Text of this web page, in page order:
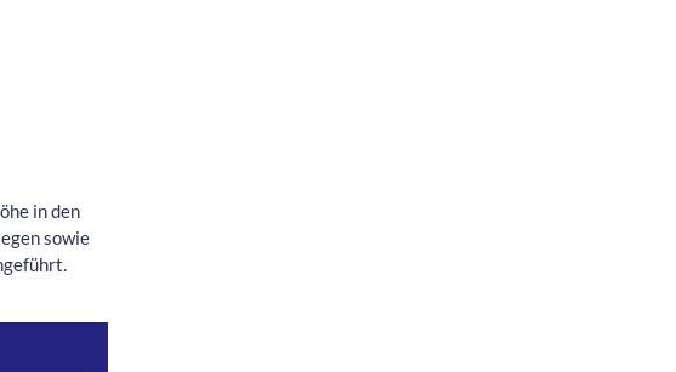
in den
sowie